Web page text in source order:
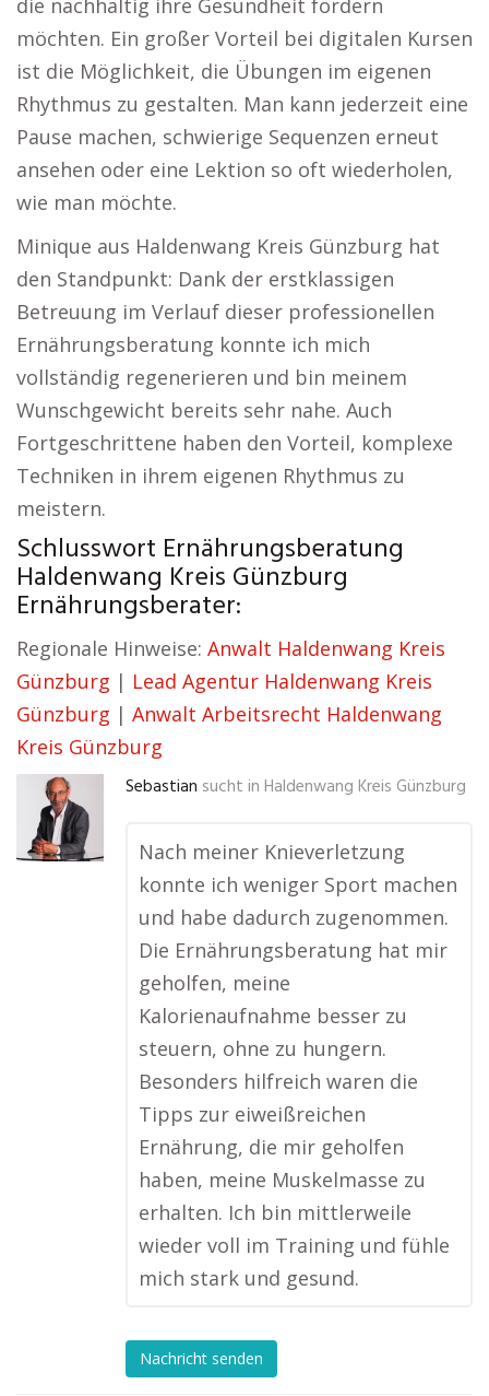
die nachhaltig ihre Gesundheit fördern
möchten. Ein großer Vorteil bei digitalen Kursen
ist die Möglichkeit, die Übungen im eigenen
Rhythmus zu gestalten. Man kann jederzeit eine
Pause machen, schwierige Sequenzen erneut
ansehen oder eine Lektion so oft wiederholen,
wie man möchte.
Minique aus Haldenwang Kreis Günzburg hat
den Standpunkt: Dank der erstklassigen
Betreuung im Verlauf dieser professionellen
Ernährungsberatung konnte ich mich
vollständig regenerieren und bin meinem
Wunschgewicht bereits sehr nahe. Auch
Fortgeschrittene haben den Vorteil, komplexe
Techniken in ihrem eigenen Rhythmus zu
meistern.
Schlusswort Ernährungsberatung
Haldenwang Kreis Günzburg
Ernährungsberater:
Regionale Hinweise: Anwalt Haldenwang Kreis
Günzburg | Lead Agentur Haldenwang Kreis
Günzburg | Anwalt Arbeitsrecht Haldenwang
Kreis Günzburg
Sebastian sucht in Haldenwang Kreis Günzburg
Nach meiner Knieverletzung
konnte ich weniger Sport machen
und habe dadurch zugenommen.
Die Ernährungsberatung hat mir
geholfen, meine
Kalorienaufnahme besser zu
steuern, ohne zu hungern.
Besonders hilfreich waren die
Tipps zur eiweißreichen
Ernährung, die mir geholfen
haben, meine Muskelmasse zu
erhalten. Ich bin mittlerweile
wieder voll im Training und fühle
mich stark und gesund.
Nachricht senden